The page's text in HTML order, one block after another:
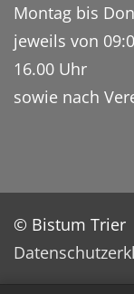
Montag bis
jeweils von
16.00 Uhr
sowie nach
© Bistum Trier